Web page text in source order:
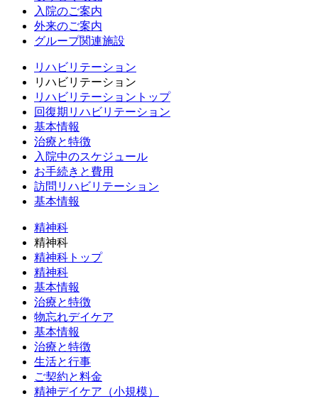
入院のご案内
外来のご案内
グループ関連施設
リハビリテーション
リハビリテーション
リハビリテーショントップ
回復期リハビリテーション
基本情報
治療と特徴
入院中のスケジュール
お手続きと費用
訪問リハビリテーション
基本情報
精神科
精神科
精神科トップ
精神科
基本情報
治療と特徴
物忘れデイケア
基本情報
治療と特徴
生活と行事
ご契約と料金
精神デイケア（小規模）